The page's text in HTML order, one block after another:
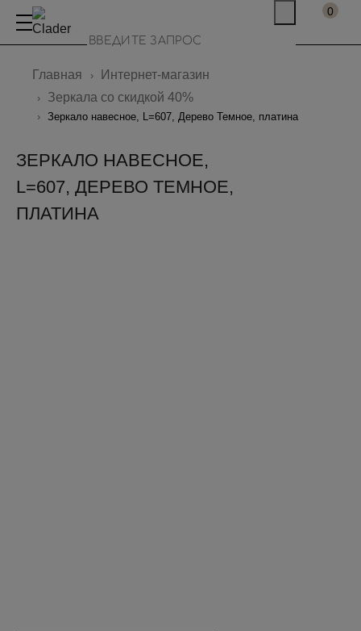
0
Главная
Интернет-магазин
Зеркала со скидкой 40%
Зеркало навесное, L=607, Дерево Темное, платина
ЗЕРКАЛО НАВЕСНОЕ,
L=607, ДЕРЕВО ТЕМНОЕ,
ПЛАТИНА